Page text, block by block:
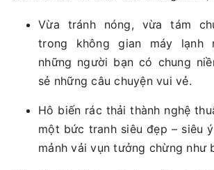
Vừa tránh nóng, vừa tám
trong không gian máy lạnh
những người bạn có chung
sẻ những câu chuyện vui vẻ.
Hô biến rác thải thành nghệ
một bức tranh siêu đẹp – siêu
mảnh vải vụn tưởng chừng như